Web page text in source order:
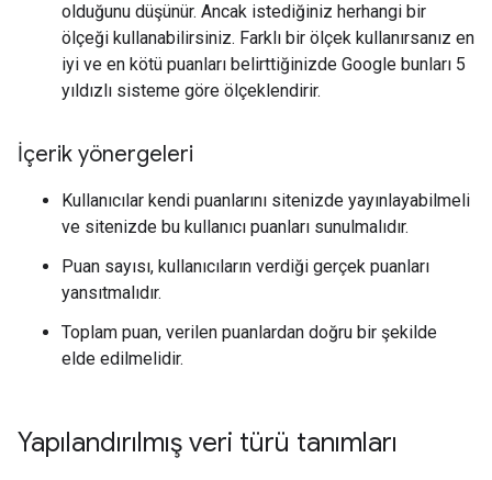
olduğunu düşünür. Ancak istediğiniz herhangi bir
ölçeği kullanabilirsiniz. Farklı bir ölçek kullanırsanız en
iyi ve en kötü puanları belirttiğinizde Google bunları 5
yıldızlı sisteme göre ölçeklendirir.
İçerik yönergeleri
Kullanıcılar kendi puanlarını sitenizde yayınlayabilmeli
ve sitenizde bu kullanıcı puanları sunulmalıdır.
Puan sayısı, kullanıcıların verdiği gerçek puanları
yansıtmalıdır.
Toplam puan, verilen puanlardan doğru bir şekilde
elde edilmelidir.
Yapılandırılmış veri türü tanımları